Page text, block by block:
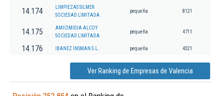
14.174
LIMPIEZAS SILMER
SOCIEDAD LIMITADA.
pequeña 8121
14.175
AMICIMIDIA ALCOY
SOCIEDAD LIMITADA.
pequeña 4711
14.176 IBANEZ INSMAN S.L. pequeña 4321
Ver Ranking de Empresas de Valencia